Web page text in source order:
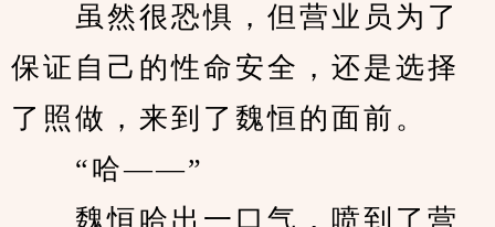
虽然很恐惧，但营业员为了
保证自己的性命安全，还是选择
了照做，来到了魏恒的面前。
“哈——”
魏恒哈出一口气，喷到了营